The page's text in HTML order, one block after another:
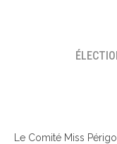
Le Comité Miss